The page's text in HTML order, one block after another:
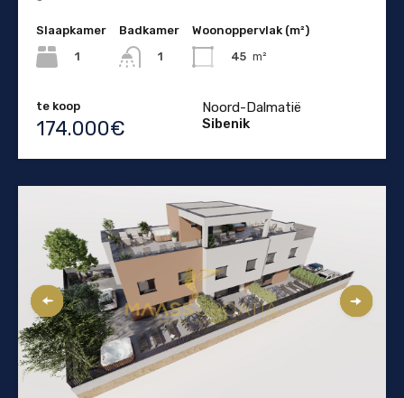
Slaapkamer
1
Badkamer
1
Woonoppervlak (m²)
45 m²
te koop
174.000€
Noord-Dalmatië
Sibenik